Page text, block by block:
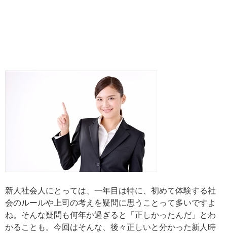
新人社会人にとっては、一年目は特に、初めて体験する社
会のルールや上司の考えを疑問に思うことって多いですよ
ね。そんな疑問も何年か過ぎると「正しかったんだ」とわ
かることも。今回はそんな、後々正しいと分かった新人時